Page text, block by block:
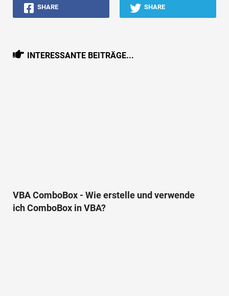
SHARE SHARE
INTERESSANTE BEITRÄGE...
VBA ComboBox - Wie erstelle und verwende
ich ComboBox in VBA?